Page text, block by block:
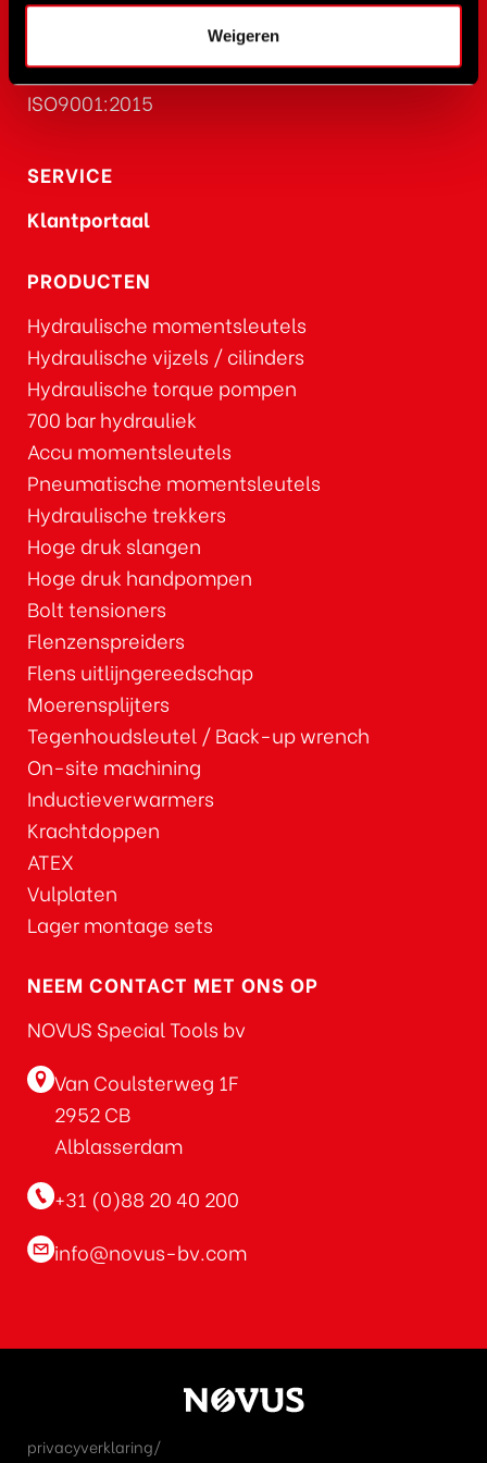
Weigeren
CERTIFICATIE
ISO9001:2015
SERVICE
Klantportaal
PRODUCTEN
Hydraulische momentsleutels
Hydraulische vijzels / cilinders
Hydraulische torque pompen
700 bar hydrauliek
Accu momentsleutels
Pneumatische momentsleutels
Hydraulische trekkers
Hoge druk slangen
Hoge druk handpompen
Bolt tensioners
Flenzenspreiders
Flens uitlijngereedschap
Moerensplijters
Tegenhoudsleutel / Back-up wrench
On-site machining
Inductieverwarmers
Krachtdoppen
ATEX
Vulplaten
Lager montage sets
NEEM CONTACT MET ONS OP
NOVUS Special Tools bv
Van Coulsterweg 1F
2952 CB
Alblasserdam
+31 (0)88 20 40 200
info@novus-bv.com
privacyverklaring/